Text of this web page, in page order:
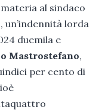
al sindaco
un’indennità lorda
duemila e
Mastrostefano,
per cento di